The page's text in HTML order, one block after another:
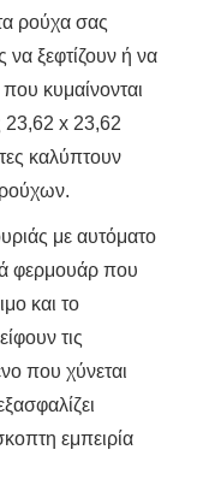
ρούχα σας
ξεφτίζουν ή να
κυμαίνονται
23,62 x 23,62
καλύπτουν
ρούχων.
με αυτόματο
φερμουάρ που
και το
τις
που χύνεται
εμπειρία